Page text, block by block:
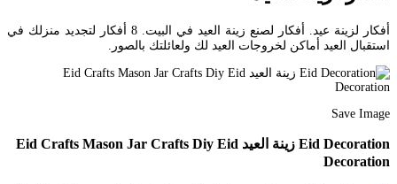
أفكار لزينة عيد. أفكار لصنع زينة العيد في البيت. 8 أفكار لتجديد منزلك في
استقبال العيد أماكن لخروجات العيد لك ولعائلتك بالصور.
Save Image
Eid Decoration زينة العيد Eid Crafts Mason Jar Crafts Diy Eid
Decoration